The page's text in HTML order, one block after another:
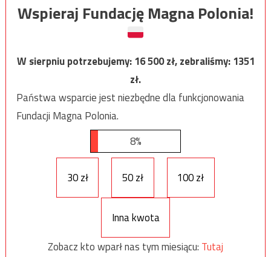
Wspieraj Fundację Magna Polonia!
W sierpniu potrzebujemy:16 500zł, zebraliśmy:1351
zł.
Państwa wsparcie jest niezbędne dla funkcjonowania
Fundacji Magna Polonia.
8%
30 zł 50 zł 100 zł
Inna kwota
Zobacz kto wparł nas tym miesiącu: Tutaj